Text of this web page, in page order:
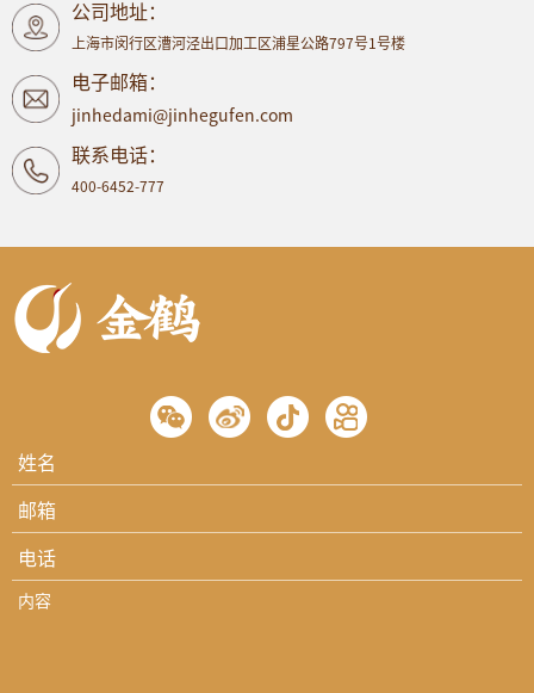
公司地址：
上海市闵行区漕河泾出口加工区浦星公路797号1号楼
电子邮箱：
jinhedami@jinhegufen.com
联系电话：
400-6452-777